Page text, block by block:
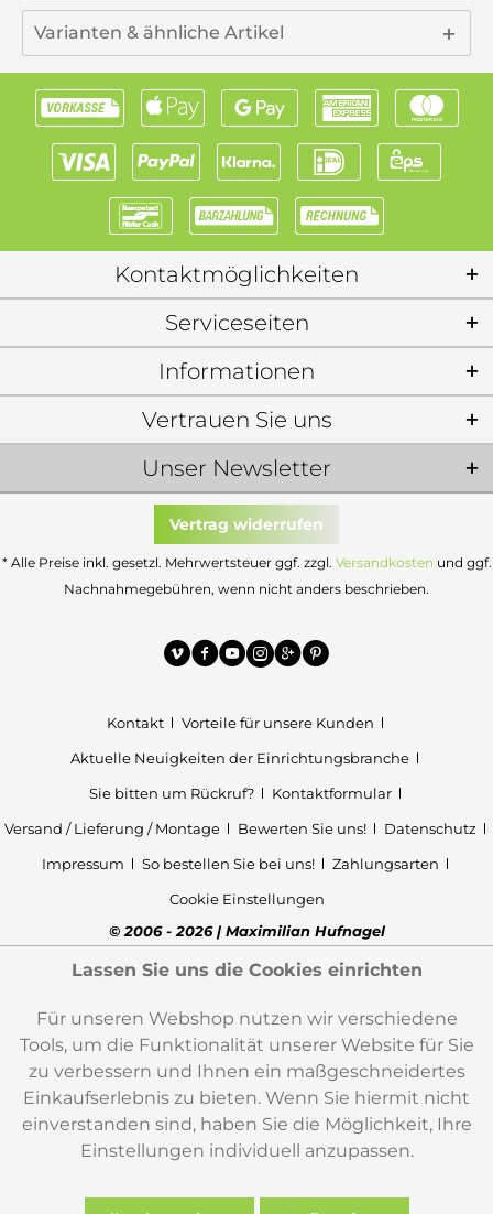
Varianten & ähnliche Artikel
Kontaktmöglichkeiten
Serviceseiten
Informationen
Unser Newsletter
Vertrauen Sie uns
Vertrag widerrufen
* Alle Preise inkl. gesetzl. Mehrwertsteuer ggf. zzgl. Versandkosten und ggf.
Nachnahmegebühren, wenn nicht anders beschrieben.
Kontakt
Vorteile für unsere Kunden
Aktuelle Neuigkeiten der Einrichtungsbranche
Sie bitten um Rückruf?
Kontaktformular
Versand / Lieferung / Montage
Bewerten Sie uns!
Datenschutz
Impressum
So bestellen Sie bei uns!
Zahlungsarten
Cookie Einstellungen
© 2006 - 2026 | Maximilian Hufnagel
Lassen Sie uns die Cookies einrichten
Für unseren Webshop nutzen wir verschiedene
Tools, um die Funktionalität unserer Website für Sie
zu verbessern und Ihnen ein maßgeschneidertes
Einkaufserlebnis zu bieten. Wenn Sie hiermit nicht
einverstanden sind, haben Sie die Möglichkeit, Ihre
Einstellungen individuell anzupassen.